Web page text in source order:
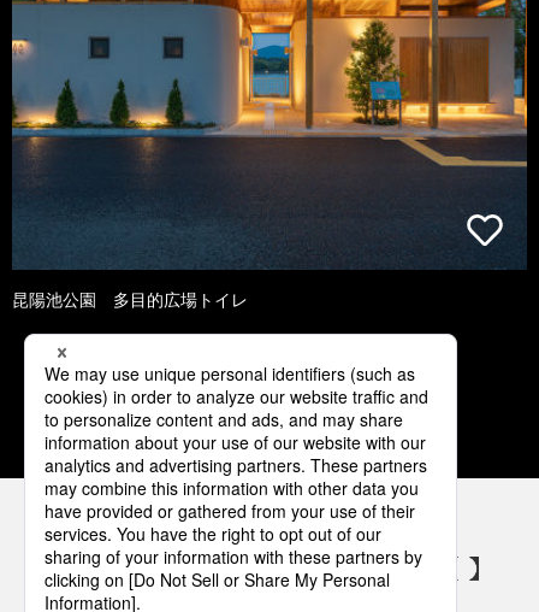
昆陽池公園 多目的広場トイレ
1 2 3 4 5
パナソニックの電気設備 SNSアカウント